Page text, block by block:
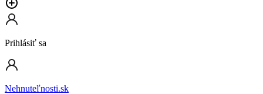
Prihlásiť sa
Nehnuteľnosti.sk